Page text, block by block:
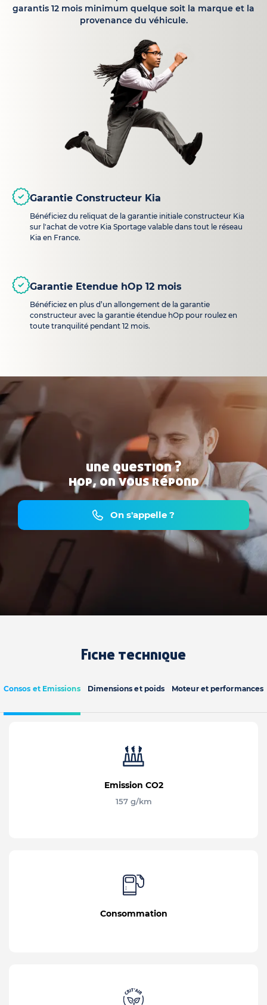
garantis 12 mois minimum quelque soit la marque et la
provenance du véhicule.
Garantie Constructeur Kia
Bénéficiez du reliquat de la garantie initiale constructeur Kia
sur l'achat de votre Kia Sportage valable dans tout le réseau
Kia en France.
Garantie Etendue hOp 12 mois
Bénéficiez en plus d’un allongement de la garantie
constructeur avec la garantie étendue hOp pour roulez en
toute tranquilité pendant 12 mois.
une question ?
hop, on vous répond
On s'appelle ?
Fiche technique
Consos et Emissions Dimensions et poids Moteur et performances
Emission CO2
157 g/km
Consommation